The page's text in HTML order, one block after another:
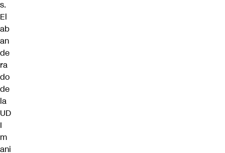
s.
El
ab
an
de
ra
do
de
la
UD
I
m
ani